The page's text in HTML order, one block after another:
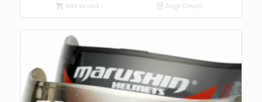
Add to cart Zeige Details